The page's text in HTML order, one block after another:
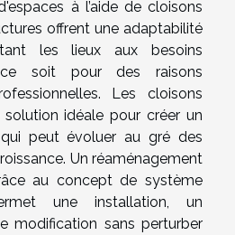
à l’aide de cloisons
offrent une adaptabilité
les lieux aux besoins
ce soit pour des raisons
Les cloisons
idéale pour créer un
peut évoluer au gré des
Un réaménagement
au concept de système
une installation, un
modification sans perturber